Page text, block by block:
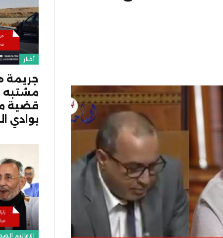
أخبار
مشتبه
قضية
بوادي
الاقاليم